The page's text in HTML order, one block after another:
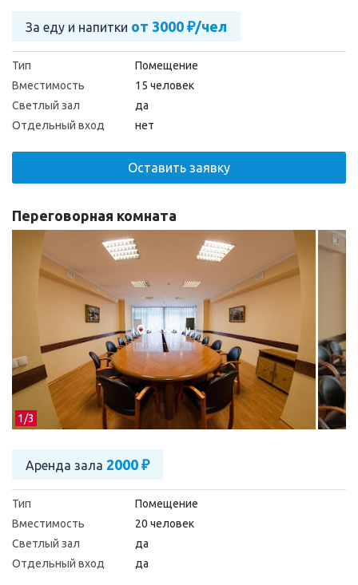
За еду и напитки от 3000 ₽/чел
Тип
Помещение
Вместимость
15 человек
Светлый зал
да
Отдельный вход
нет
Оставить заявку
1/3
Переговорная комната
Аренда зала 2000 ₽
Тип
Помещение
Вместимость
20 человек
Светлый зал
да
Отдельный вход
да